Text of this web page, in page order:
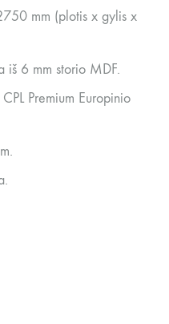
mm (plotis x gylis x
iš 6 mm storio MDF.
Premium Europinio